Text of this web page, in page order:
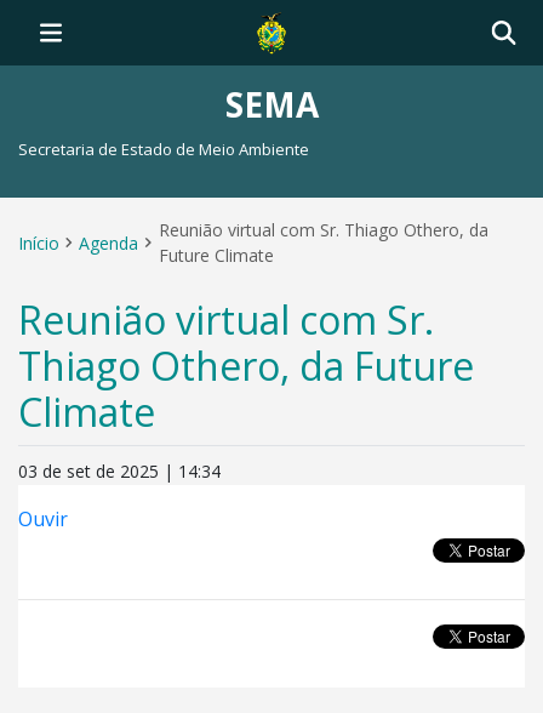
SEMA
Secretaria de Estado de Meio Ambiente
Início Agenda
Reunião virtual com Sr. Thiago Othero, da
Future Climate
Reunião virtual com Sr.
Thiago Othero, da Future
Climate
03 de set de 2025 | 14:34
Ouvir